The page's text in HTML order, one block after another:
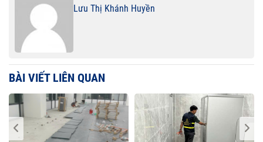
Lưu Thị Khánh Huyền
BÀI VIẾT LIÊN QUAN